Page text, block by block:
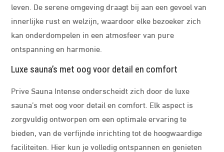
leven. De serene omgeving draagt bij aan een gevoel van
innerlijke rust en welzijn, waardoor elke bezoeker zich
kan onderdompelen in een atmosfeer van pure
ontspanning en harmonie.
Luxe sauna’s met oog voor detail en comfort
Prive Sauna Intense onderscheidt zich door de luxe
sauna’s met oog voor detail en comfort. Elk aspect is
zorgvuldig ontworpen om een optimale ervaring te
bieden, van de verfijnde inrichting tot de hoogwaardige
faciliteiten. Hier kun je volledig ontspannen en genieten